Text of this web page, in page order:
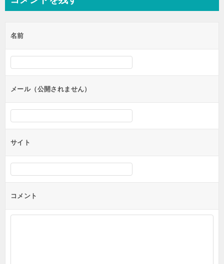
ビ
ー
シ
ン
名前
メール（公開されません）
サイト
コメント